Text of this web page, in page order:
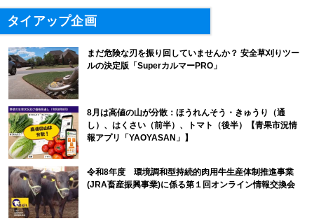
タイアップ企画
まだ危険な刃を振り回していませんか？ 安全草刈りツー
ルの決定版「SuperカルマーPRO」
8月は高値の山が分散：ほうれんそう・きゅうり（通
し）、はくさい（前半）、トマト（後半）【青果市況情
報アプリ「YAOYASAN」】
令和8年度 環境調和型持続的肉用牛生産体制推進事業
(JRA畜産振興事業)に係る第１回オンライン情報交換会